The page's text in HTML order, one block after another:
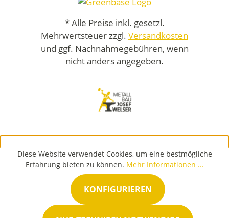
* Alle Preise inkl. gesetzl.
Mehrwertsteuer zzgl. Versandkosten
und ggf. Nachnahmegebühren, wenn
nicht anders angegeben.
Diese Website verwendet Cookies, um eine bestmögliche
Erfahrung bieten zu können. Mehr Informationen ...
KONFIGURIEREN